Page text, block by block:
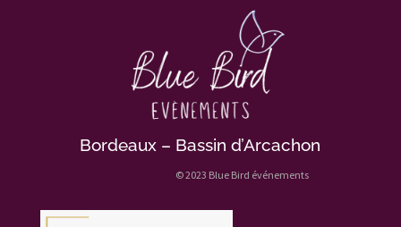
Bordeaux – Bassin d’Arcachon
© 2023 Blue Bird événements